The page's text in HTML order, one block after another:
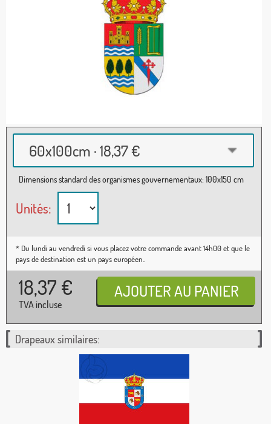
60x100cm · 18,37 €
Dimensions standard des organismes gouvernementaux: 100x150 cm
Unités:
* Du lundi au vendredi si vous placez votre commande avant 14h00 et que le
pays de destination est un pays européen..
18,37 €
TVA incluse
Drapeaux similaires: